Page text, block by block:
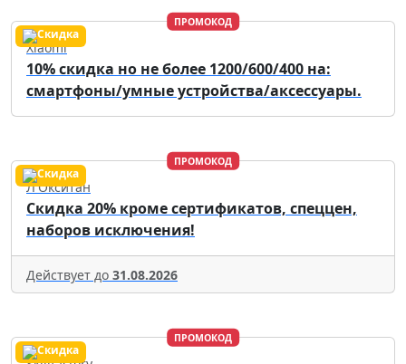
ПРОМОКОД
Xiaomi
10% скидка но не более 1200/600/400 на:
смартфоны/умные устройства/аксессуары.
ПРОМОКОД
Л'Окситан
Скидка 20% кроме сертификатов, спеццен,
наборов исключения!
Действует до 31.08.2026
ПРОМОКОД